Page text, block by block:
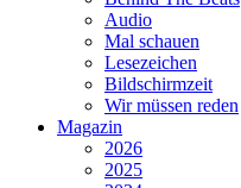
Audio
Mal schauen
Lesezeichen
Bildschirmzeit
Wir müssen reden
Magazin
2026
2025